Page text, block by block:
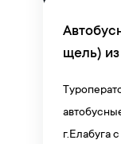
щель) из
г.Елабуга